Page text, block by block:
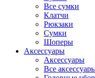
Все сумки
Клатчи
Рюкзаки
Сумки
Шоперы
Аксессуары
Аксессуары
Все